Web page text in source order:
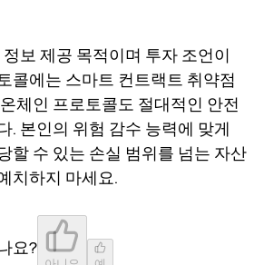
정보 제공 목적이며 투자 조언이
콜에는 스마트 컨트랙트 취약점
체인 프로토콜도 절대적인 안전
. 본인의 위험 감수 능력에 맞게
할 수 있는 손실 범위를 넘는 자산
치하지 마세요.
요?